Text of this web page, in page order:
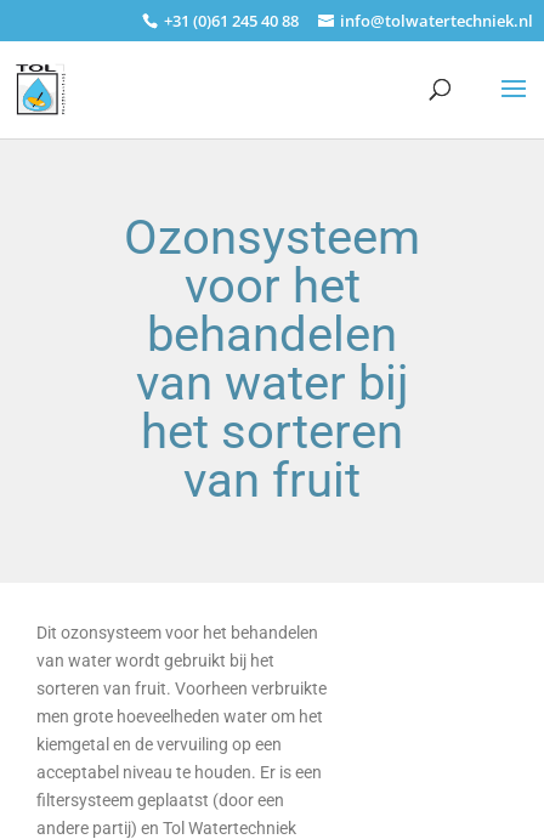
+31 (0)61 245 40 88 info@tolwatertechniek.nl
Ozonsysteem
voor het
behandelen
van water bij
het sorteren
van fruit
Dit ozonsysteem voor het behandelen
van water wordt gebruikt bij het
sorteren van fruit. Voorheen verbruikte
men grote hoeveelheden water om het
kiemgetal en de vervuiling op een
acceptabel niveau te houden. Er is een
filtersysteem geplaatst (door een
andere partij) en Tol Watertechniek